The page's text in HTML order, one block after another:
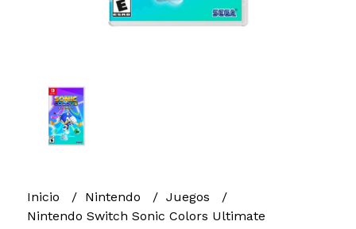
Inicio Nintendo
Juegos
Nintendo Switch Sonic Colors Ultimate